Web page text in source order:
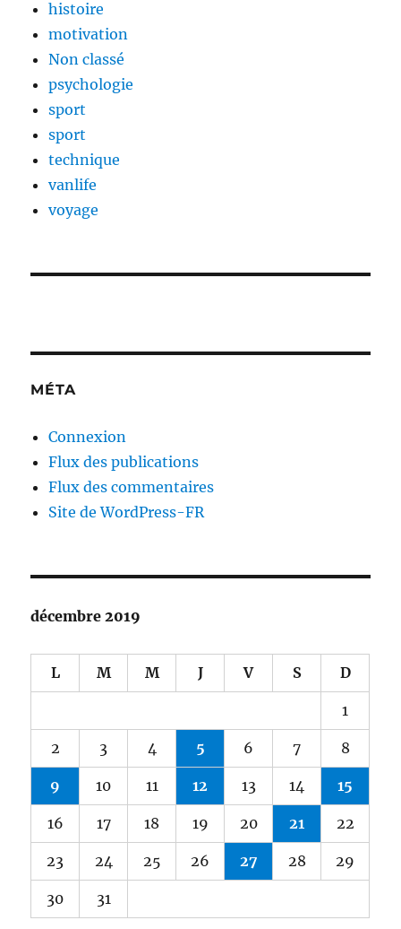
histoire
motivation
Non classé
psychologie
sport
sport
technique
vanlife
voyage
MÉTA
Connexion
Flux des publications
Flux des commentaires
Site de WordPress-FR
décembre 2019
L M M J V S D
1
2 3 4 5 6 7 8
9 10 11 12 13 14 15
16 17 18 19 20 21 22
23 24 25 26 27 28 29
30 31